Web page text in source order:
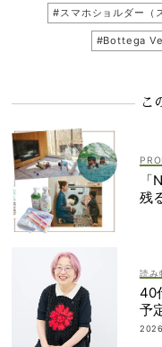
#スマホショルダー（
#Bottega
こ
残
読み
40
予
み